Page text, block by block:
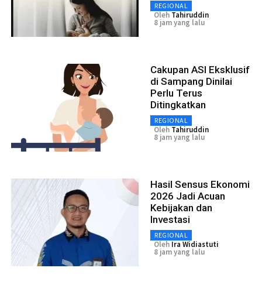
REGIONAL
Oleh Tahiruddin
8 jam yang lalu
Cakupan ASI Eksklusif
di Sampang Dinilai
Perlu Terus
Ditingkatkan
REGIONAL
Oleh Tahiruddin
8 jam yang lalu
Hasil Sensus Ekonomi
2026 Jadi Acuan
Kebijakan dan
Investasi
REGIONAL
Oleh Ira Widiastuti
8 jam yang lalu